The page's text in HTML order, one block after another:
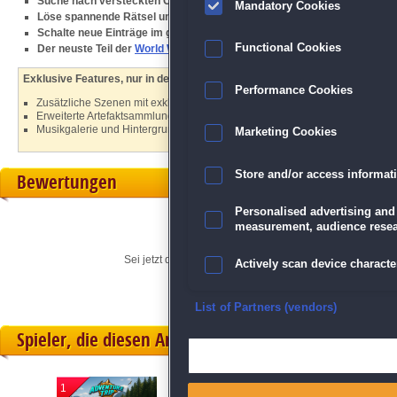
Löse spannende Rätsel und sammle historische Artefakte
Schalte neue Einträge im geheimnisvollen Kodex frei
Der neuste Teil der World Wonders -Serie
Exklusive Features, nur in der Sammleredition:
Zusätzliche Szenen mit exklusiven Fragmenten und Bonusrätseln
Erweiterte Artefaktsammlung mit seltenen Fundstücken
Musikgalerie und Hintergrundmaterial zu besuchten Orten
Bewertungen
Sei jetzt der Erste, der seine persönliche Meinung für
Spieler, die diesen Artikel gekauft haben, spielten
1
Mandatory Cookies
Functional Cookies
Performance Cookies
Marketing Cookies
Store and/or access
Personalised advertising
measurement, audience
Actively scan device
Ensure security, prevent
List of Partners (vendors)